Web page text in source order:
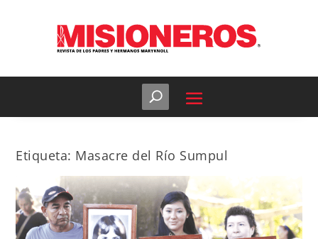
Etiqueta: Masacre del Río Sumpul